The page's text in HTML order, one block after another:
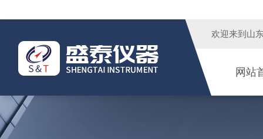
欢迎来到 山
网站